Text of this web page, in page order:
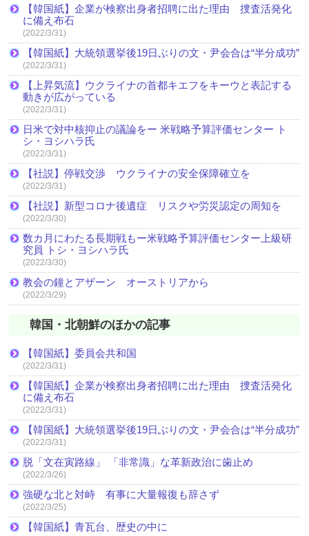
【韓国紙】企業が検察出身者招聘に出た理由 捜査活発化
に備え布石
(2022/3/31)
【韓国紙】大統領選挙後19日ぶりの文・尹会合は“半分成功”
(2022/3/31)
【上昇気流】ウクライナの首都キエフをキーウと表記する
動きが広がっている
(2022/3/31)
日米で対中核抑止の議論をー 米戦略予算評価センター ト
シ・ヨシハラ氏
(2022/3/31)
【社説】停戦交渉 ウクライナの安全保障確立を
(2022/3/31)
【社説】新型コロナ後遺症 リスクや労災認定の周知を
(2022/3/30)
数カ月にわたる長期戦もー米戦略予算評価センター上級研
究員 トシ・ヨシハラ氏
(2022/3/30)
教会の鐘とアザーン オーストリアから
(2022/3/29)
韓国・北朝鮮のほかの記事
【韓国紙】委員会共和国
(2022/3/31)
【韓国紙】企業が検察出身者招聘に出た理由 捜査活発化
に備え布石
(2022/3/31)
【韓国紙】大統領選挙後19日ぶりの文・尹会合は“半分成功”
(2022/3/31)
脱「文在寅路線」 「非常識」な革新政治に歯止め
(2022/3/26)
強硬な北と対峙 有事に大量報復も辞さず
(2022/3/25)
【韓国紙】青瓦台、歴史の中に